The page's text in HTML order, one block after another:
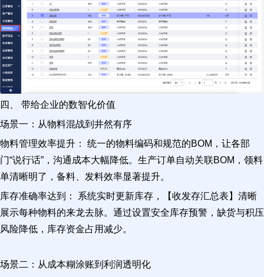
四、 带给企业的数智化价值
场景一：从物料混战到井然有序
物料管理效率提升： 统一的物料编码和规范的BOM，让各部
门“说行话”，沟通成本大幅降低。生产订单自动关联BOM，领料
单清晰明了，备料、发料效率显著提升。
库存准确率达到： 系统实时更新库存，【收发存汇总表】清晰
展示每种物料的来龙去脉。通过设置安全库存预警，缺货与积压
风险降低，库存资金占用减少。
场景二：从成本糊涂账到利润透明化